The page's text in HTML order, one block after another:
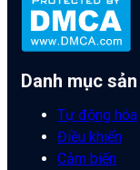
Danh mục
Tự động hóa
Điều khiển
Cảm biến